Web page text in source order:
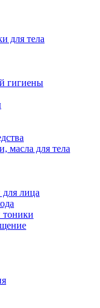
для тела
гигиены
масла для тела
лица